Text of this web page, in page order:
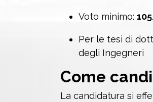
Voto minimo:
Per le tesi di
degli Ingegneri
Come
La candidatura si